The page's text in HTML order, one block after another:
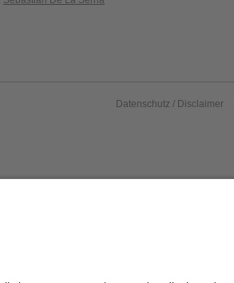
Datenschutz / Disclaimer